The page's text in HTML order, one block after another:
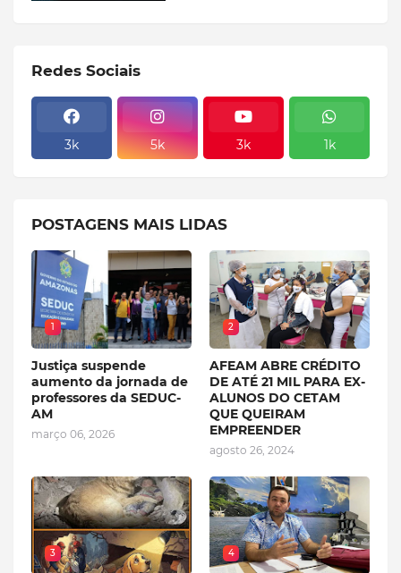
Redes Sociais
3k 5k 3k 1k
POSTAGENS MAIS LIDAS
1
Justiça suspende
aumento da jornada de
professores da SEDUC-
AM
março 06, 2026
2
AFEAM ABRE CRÉDITO
DE ATÉ 21 MIL PARA EX-
ALUNOS DO CETAM
QUE QUEIRAM
EMPREENDER
agosto 26, 2024
3 4